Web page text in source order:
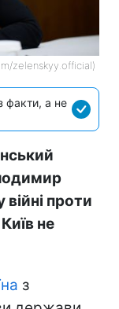
zelenskyy.official)
факти, а не
проти
не
з